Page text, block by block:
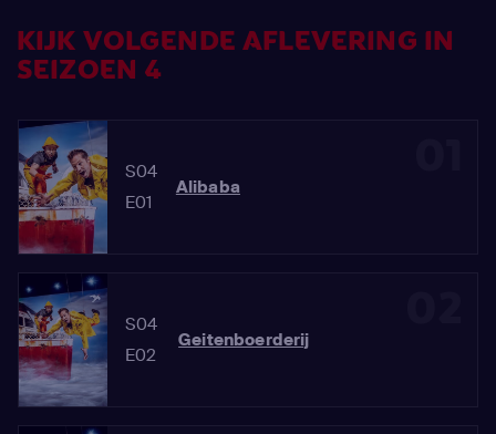
KIJK VOLGENDE AFLEVERING IN
SEIZOEN 4
S04
E01
Alibaba
S04
E02
Geitenboerderij